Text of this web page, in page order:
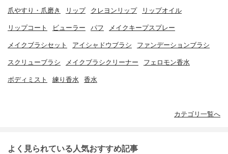
爪やすり・爪磨き リップ クレヨンリップ リップオイル
リップコート ビューラー パフ メイクキープスプレー
メイクブラシセット アイシャドウブラシ ファンデーションブラシ
スクリューブラシ メイクブラシクリーナー フェロモン香水
ボディミスト 練り香水 香水
カテゴリ一覧へ
よく見られている人気おすすめ記事